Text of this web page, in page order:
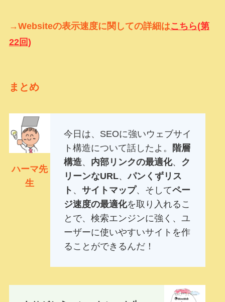
→Websiteの表示速度に関しての詳細はこちら(第
22回)
まとめ
ハーマ先
生
今日は、SEOに強いウェブサイ
ト構造について話したよ。 階層
構造、 内部リンクの最適化、 ク
リーンなURL、パンくずリス
ト 、サイトマップ、そしてペー
ジ速度の最適化を取り入れるこ
とで、検索エンジンに強く、ユ
ーザーに使いやすいサイトを作
ることができるんだ！